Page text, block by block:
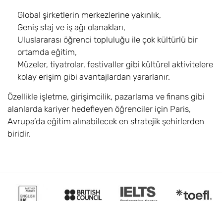
Global şirketlerin merkezlerine yakınlık,
Geniş staj ve iş ağı olanakları,
Uluslararası öğrenci topluluğu ile çok kültürlü bir
ortamda eğitim,
Müzeler, tiyatrolar, festivaller gibi kültürel aktivitelere
kolay erişim gibi avantajlardan yararlanır.
Özellikle işletme, girişimcilik, pazarlama ve finans gibi
alanlarda kariyer hedefleyen öğrenciler için Paris,
Avrupa’da eğitim alınabilecek en stratejik şehirlerden
biridir.